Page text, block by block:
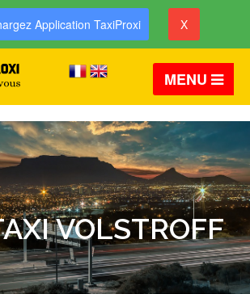
Application TaxiProxi X
MENU
VOLSTROFF